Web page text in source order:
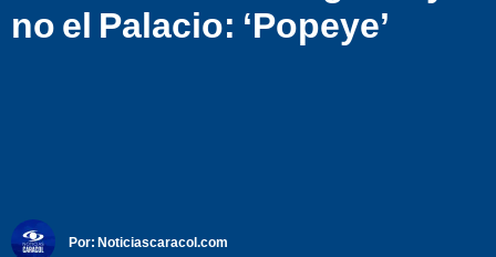
no el Palacio: ‘Popeye’
Por: Noticiascaracol.com